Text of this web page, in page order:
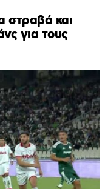
στραβά και
για τους